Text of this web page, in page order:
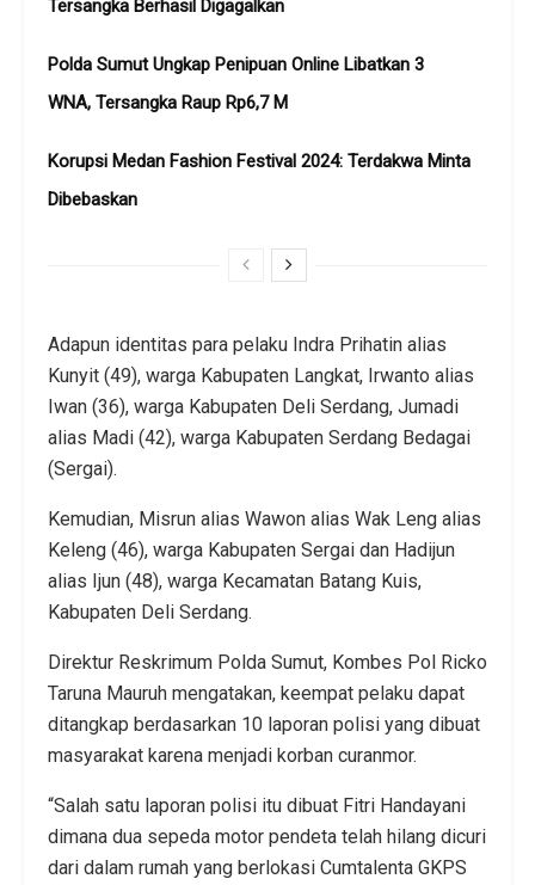
Tersangka Berhasil Digagalkan
Polda Sumut Ungkap Penipuan Online Libatkan 3
WNA, Tersangka Raup Rp6,7 M
Korupsi Medan Fashion Festival 2024: Terdakwa Minta
Dibebaskan
Adapun identitas para pelaku Indra Prihatin alias
Kunyit (49), warga Kabupaten Langkat, Irwanto alias
Iwan (36), warga Kabupaten Deli Serdang, Jumadi
alias Madi (42), warga Kabupaten Serdang Bedagai
(Sergai).
Kemudian, Misrun alias Wawon alias Wak Leng alias
Keleng (46), warga Kabupaten Sergai dan Hadijun
alias Ijun (48), warga Kecamatan Batang Kuis,
Kabupaten Deli Serdang.
Direktur Reskrimum Polda Sumut, Kombes Pol Ricko
Taruna Mauruh mengatakan, keempat pelaku dapat
ditangkap berdasarkan 10 laporan polisi yang dibuat
masyarakat karena menjadi korban curanmor.
“Salah satu laporan polisi itu dibuat Fitri Handayani
dimana dua sepeda motor pendeta telah hilang dicuri
dari dalam rumah yang berlokasi Cumtalenta GKPS